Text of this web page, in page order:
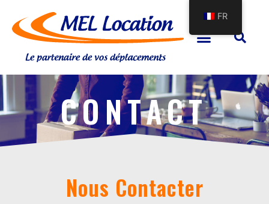
CONTACT
Nous Contacter
FR